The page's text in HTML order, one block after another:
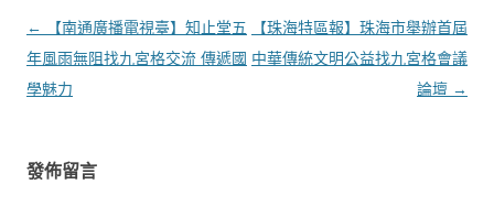
文
章
導
←
【南通廣播電視臺】知止堂五
年風雨無阻找九宮格交流 傳遞國
學魅力
【珠海特區報】珠海市舉辦首屆
中華傳統文明公益找九宮格會議
論壇 →
發佈留言